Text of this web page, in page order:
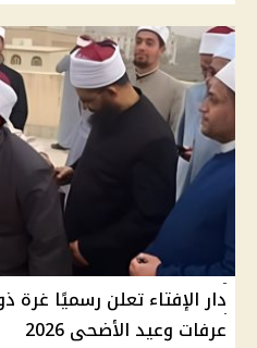
دار الإفتاء تعلن رسميًا
عرفات وعيد الأضحى 2026